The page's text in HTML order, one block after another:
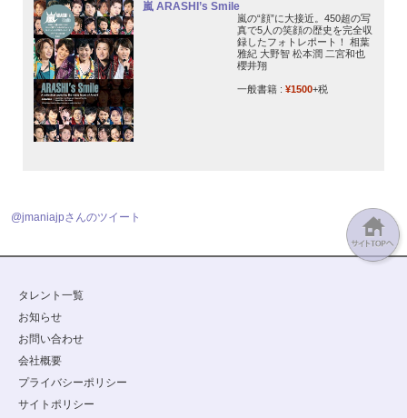
嵐 ARASHI’s Smile
嵐の“顔”に大接近。450超の写
真で5人の笑顔の歴史を完全収
録したフォトレポート！ 相葉
雅紀 大野智 松本潤 二宮和也
櫻井翔
一般書籍 : ¥1500+税
@jmaniajpさんのツイート
タレント一覧
お知らせ
お問い合わせ
会社概要
プライバシーポリシー
サイトポリシー